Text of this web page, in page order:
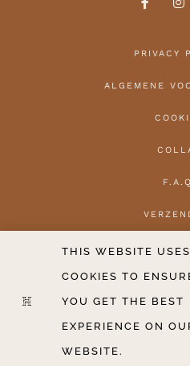
PRIVACY
ALGEMENE
2020-2026 COPYRIGHT
THIS WEBSITE USES
COOKIES TO
YOU GET THE BEST
EXPERIENCE ON
WEBSITE.